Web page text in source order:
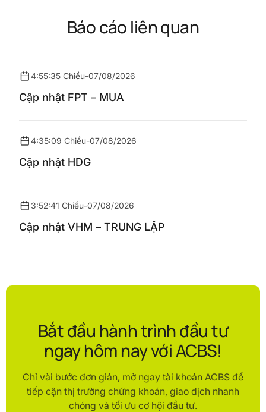
Báo cáo liên quan
4:55:35 Chiều-07/08/2026
Cập nhật FPT – MUA
4:35:09 Chiều-07/08/2026
Cập nhật HDG
3:52:41 Chiều-07/08/2026
Cập nhật VHM – TRUNG LẬP
Bắt đầu hành trình đầu tư
ngay hôm nay với ACBS!
Chỉ vài bước đơn giản, mở ngay tài khoản ACBS để
tiếp cận thị trường chứng khoán, giao dịch nhanh
chóng và tối ưu cơ hội đầu tư.